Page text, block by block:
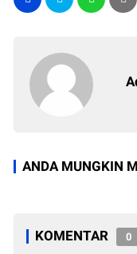
ANDA MUNGKIN
KOMENTAR 0